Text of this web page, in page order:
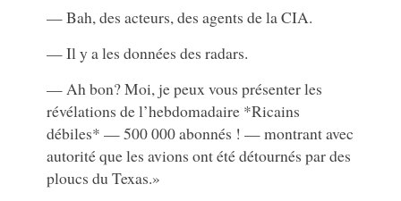
— Bah, des acteurs, des agents de la CIA.
— Il y a les données des radars.
— Ah bon? Moi, je peux vous présenter les
révélations de l’hebdomadaire *Ricains
débiles* — 500 000 abonnés ! — montrant avec
autorité que les avions ont été détournés par des
ploucs du Texas.»